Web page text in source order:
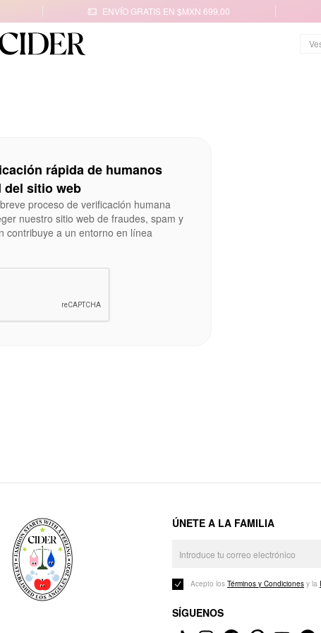
ENVÍO GRATIS EN $MXN 699.00
rápida de humanos
del sitio web
proceso de verificación humana
nuestro sitio web de fraudes, spam y
contribuye a un entorno en línea
ÚNETE A LA FAMILIA
Acepto los Términos y Condiciones y la
SÍGUENOS